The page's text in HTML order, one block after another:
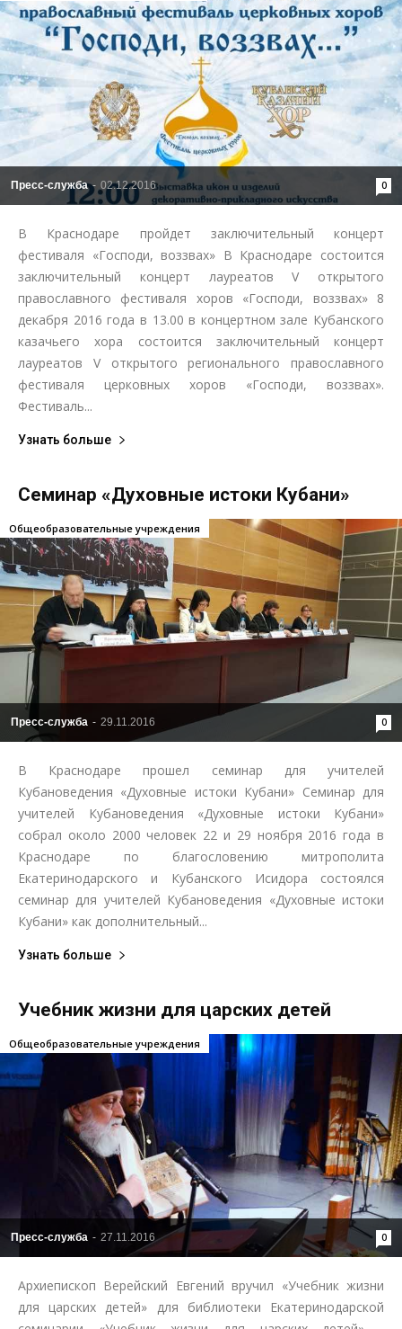
Пресс-служба - 02.12.2016 0
В Краснодаре пройдет заключительный концерт
фестиваля «Господи, воззвах» В Краснодаре состоится
заключительный концерт лауреатов V открытого
православного фестиваля хоров «Господи, воззвах» 8
декабря 2016 года в 13.00 в концертном зале Кубанского
казачьего хора состоится заключительный концерт
лауреатов V открытого регионального православного
фестиваля церковных хоров «Господи, воззвах».
Фестиваль...
Узнать больше
Семинар «Духовные истоки Кубани»
Пресс-служба - 29.11.2016 0
Общеобразовательные учреждения
В Краснодаре прошел семинар для учителей
Кубановедения «Духовные истоки Кубани» Семинар для
учителей Кубановедения «Духовные истоки Кубани»
собрал около 2000 человек 22 и 29 ноября 2016 года в
Краснодаре по благословению митрополита
Екатеринодарского и Кубанского Исидора состоялся
семинар для учителей Кубановедения «Духовные истоки
Кубани» как дополнительный...
Узнать больше
Учебник жизни для царских детей
Пресс-служба - 27.11.2016 0
Общеобразовательные учреждения
Архиепископ Верейский Евгений вручил «Учебник жизни
для царских детей» для библиотеки Екатеринодарской